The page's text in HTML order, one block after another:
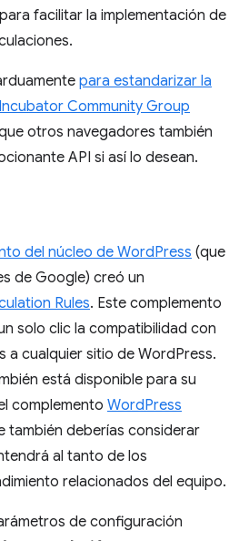
facilitar la implementación de
para estandarizar la
Community Group
otros navegadores también
API si así lo desean.
del núcleo de WordPress (que
de Google) creó un
Rules. Este complemento
solo clic la compatibilidad con
a cualquier sitio de WordPress.
está disponible para su
complemento WordPress
también deberías considerar
al tanto de los
relacionados del equipo.
de configuración